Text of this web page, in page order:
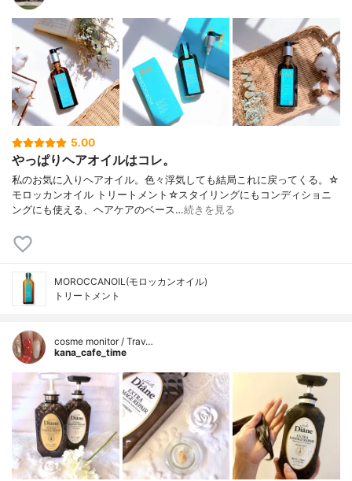
5.00
やっぱりヘアオイルはコレ。
私のお気に入りヘアオイル。色々浮気しても結局これに戻ってくる。☆
モロッカンオイル トリートメント☆スタイリングにもコンディショニ
ングにも使える、ヘアケアのベース…続きを見る
MOROCCANOIL(モロッカンオイル)
トリートメント
cosme monitor / Trav…
kana_cafe_time